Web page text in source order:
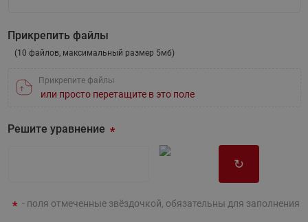
Прикрепить файлы
(10 файлов, максимальный размер 5мб)
Прикрепите файлы
или просто перетащите в это поле
Решите уравнение
↻
- поля отмеченные звёздочкой, обязательны для заполнения